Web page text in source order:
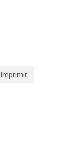
Imprimir